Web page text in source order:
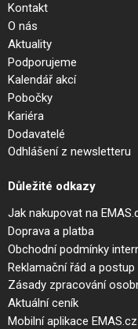
Kontakt
O nás
Aktuality
Podporujeme
Kalendář akcí
Pobočky
Kariéra
Dodavatelé
Odhlášení z newsletteru
Důležité odkazy
Jak nakupovat na
Doprava a platba
Obchodní podmínky
Reklamační řád a
Zásady zpracování
Aktuální ceník
Mobilní aplikace EMAS.cz